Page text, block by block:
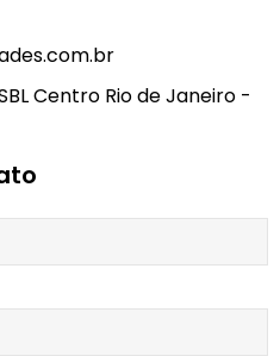
Centro Rio de Janeiro -